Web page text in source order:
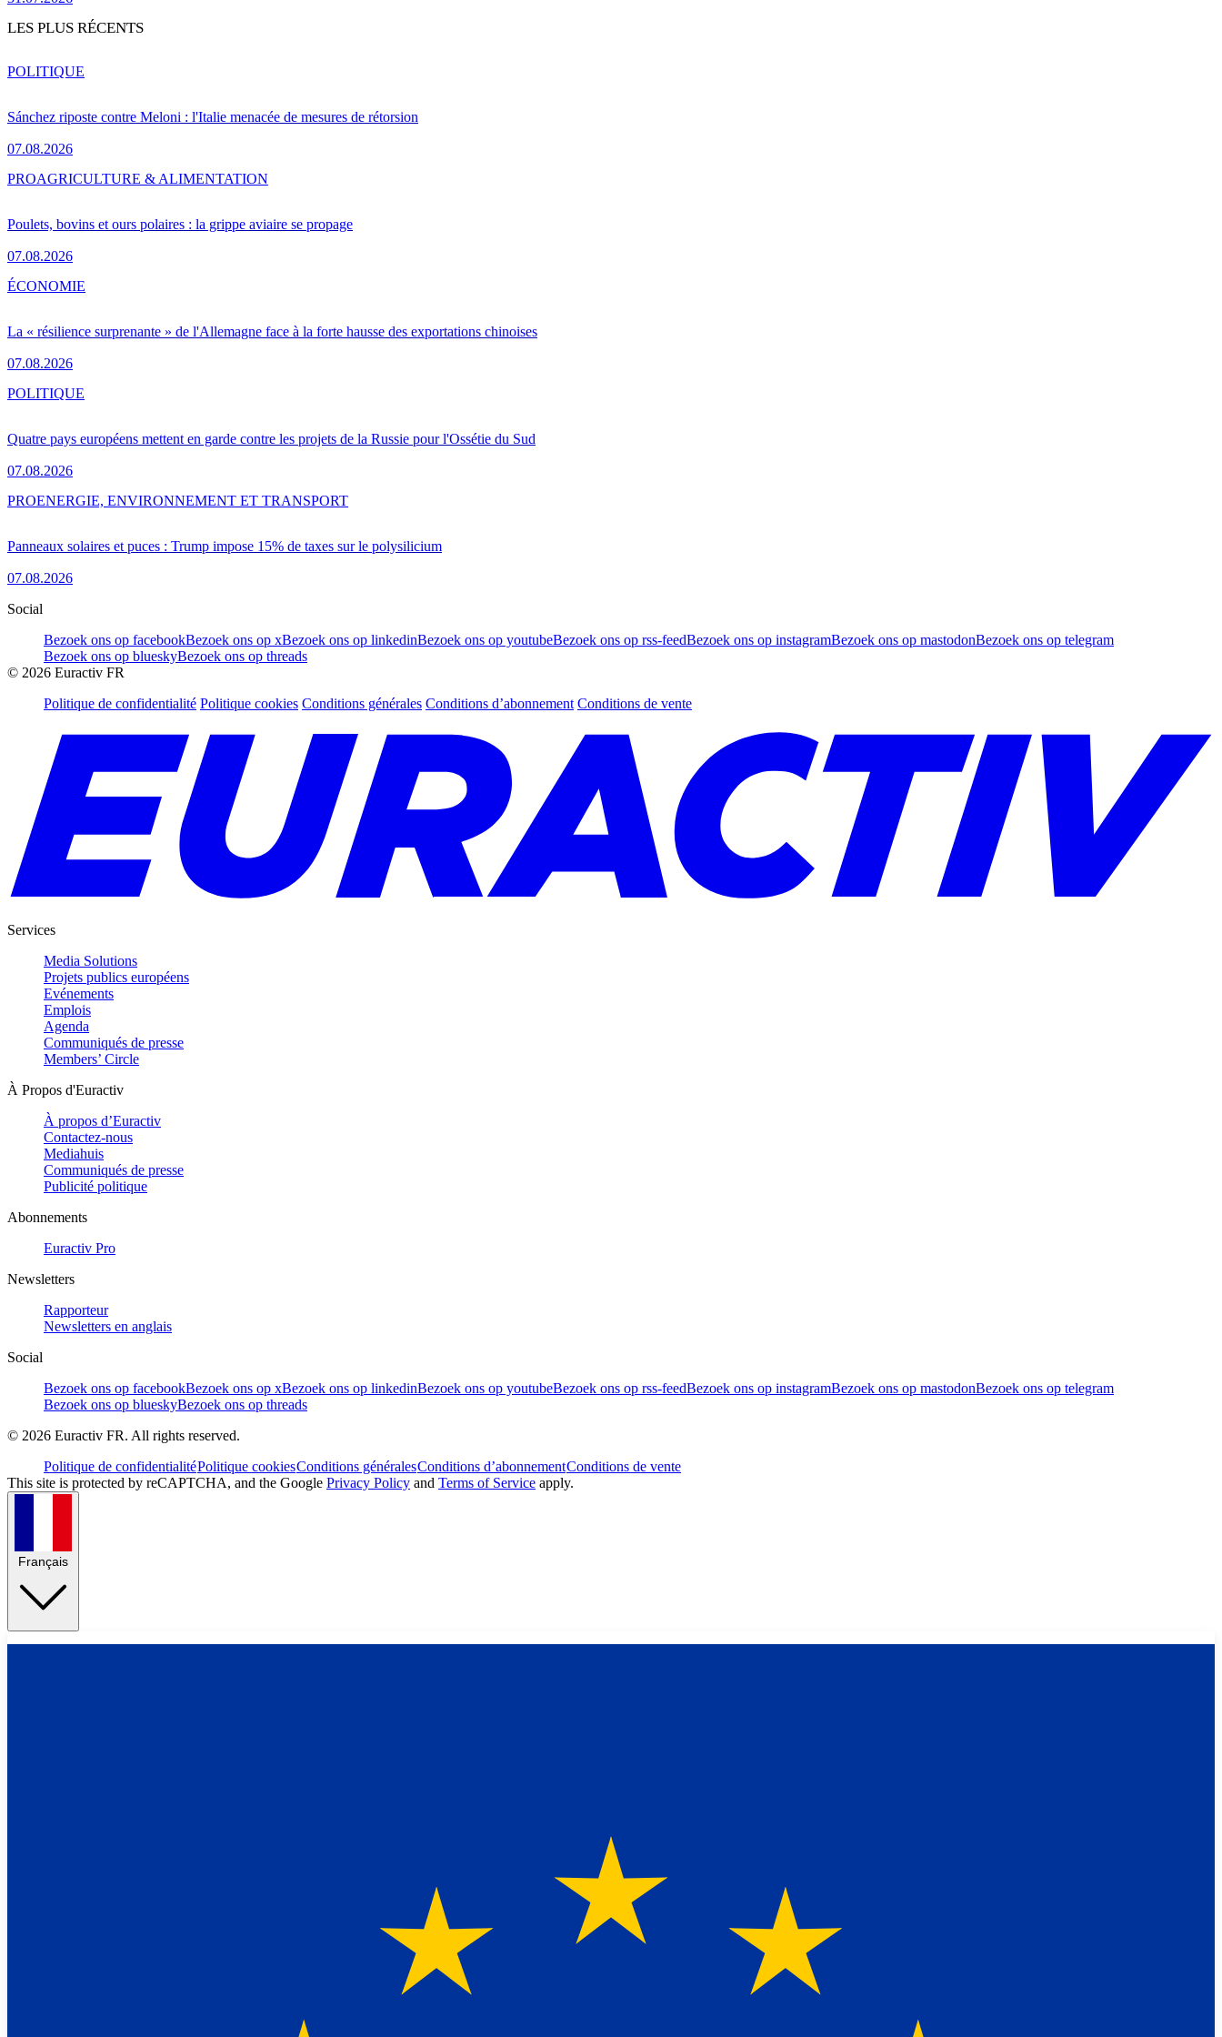
LES PLUS RÉCENTS
Sánchez riposte contre Meloni : l'Italie menacée de mesures de rétorsion
07.08.2026
POLITIQUE
Poulets, bovins et ours polaires : la grippe aviaire se propage
07.08.2026
PROAGRICULTURE & ALIMENTATION
La « résilience surprenante » de l'Allemagne face à la forte hausse des exportations chinoises
07.08.2026
ÉCONOMIE
Quatre pays européens mettent en garde contre les projets de la Russie pour l'Ossétie du Sud
07.08.2026
POLITIQUE
Panneaux solaires et puces : Trump impose 15% de taxes sur le polysilicium
07.08.2026
PROENERGIE, ENVIRONNEMENT ET TRANSPORT
Social
Bezoek ons op facebookBezoek ons op xBezoek ons op linkedinBezoek ons op youtubeBezoek ons op rss-feedBezoek ons op instagramBezoek ons op mastodonBezoek ons op telegram
Bezoek ons op blueskyBezoek ons op threads
© 2026 Euractiv FR
Politique de confidentialité Politique cookies Conditions générales Conditions d’abonnement Conditions de vente
Services
Media Solutions
Projets publics européens
Evénements
Emplois
Agenda
Communiqués de presse
Members’ Circle
À Propos d'Euractiv
À propos d’Euractiv
Contactez-nous
Mediahuis
Communiqués de presse
Publicité politique
Abonnements
Euractiv Pro
Newsletters
Rapporteur
Newsletters en anglais
Social
Bezoek ons op facebookBezoek ons op xBezoek ons op linkedinBezoek ons op youtubeBezoek ons op rss-feedBezoek ons op instagramBezoek ons op mastodonBezoek ons op telegram
Bezoek ons op blueskyBezoek ons op threads
© 2026 Euractiv FR. All rights reserved.
Politique de confidentialitéPolitique cookiesConditions généralesConditions d’abonnementConditions de vente
This site is protected by reCAPTCHA, and the Google Privacy Policy and Terms of Service apply.
Français